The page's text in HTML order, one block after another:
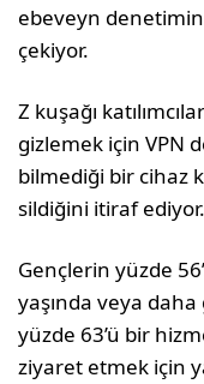
ebeveyn
çekiyor.
Z kuşağı
gizlemek için VPN
bilmediği bir cihaz
sildiğini itiraf ediyor.
Gençlerin yüzde
yaşında veya
yüzde 63’ü bir
ziyaret etmek için